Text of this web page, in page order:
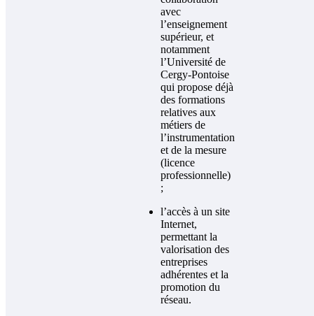
avec
l’enseignement
supérieur, et
notamment
l’Université de
Cergy-Pontoise
qui propose déjà
des formations
relatives aux
métiers de
l’instrumentation
et de la mesure
(licence
professionnelle)
;
l’accès à un site
Internet,
permettant la
valorisation des
entreprises
adhérentes et la
promotion du
réseau.